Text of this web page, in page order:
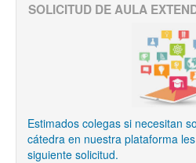
SOLICITUD DE AULA
Estimados colegas si necesitan
cátedra en nuestra plataforma
siguiente solicitud.